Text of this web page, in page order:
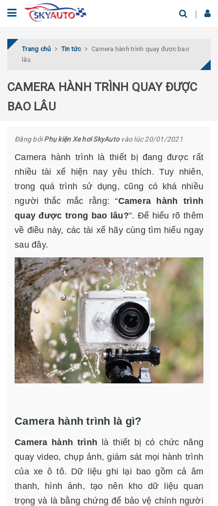
Trang chủ Tin tức
Camera hành trình quay được bao
lâu
CAMERA HÀNH TRÌNH QUAY ĐƯỢC
BAO LÂU
Đăng bởiPhụ kiện Xe hơi SkyAutovào lúc 20/01/2021
Camera hành trình là thiết bị đang được rất
nhiều tài xế hiện nay yêu thích. Tuy nhiên,
trong quá trình sử dụng, cũng có khá nhiều
người thắc mắc rằng: “Camera hành trình
quay được trong bao lâu?”. Để hiểu rõ thêm
về điều này, các tài xế hãy cùng tìm hiểu ngay
sau đây.
Camera hành trình là gì?
Camera hành trình là thiết bị có chức năng
quay video, chụp ảnh, giám sát mọi hành trình
của xe ô tô. Dữ liệu ghi lại bao gồm cả âm
thanh, hình ảnh, tạo nên kho dữ liệu quan
trọng và là bằng chứng để bảo vệ chính người